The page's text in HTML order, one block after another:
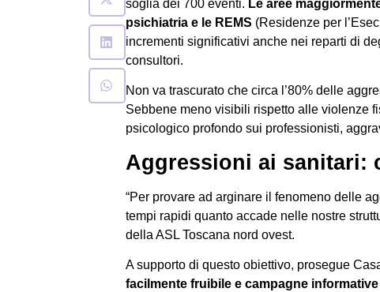
soglia dei 700 eventi. Le aree
psichiatria e le REMS (Residenze per
incrementi significativi anche nei reparti di
consultori.
Non va trascurato che circa l’80% delle
Sebbene meno visibili rispetto alle violenze
psicologico profondo sui professionisti,
Aggressioni ai sanitari:
“Per provare ad arginare il fenomeno delle
tempi rapidi quanto accade nelle nostre
della ASL Toscana nord ovest.
A supporto di questo obiettivo, prosegue
facilmente fruibile e campagne